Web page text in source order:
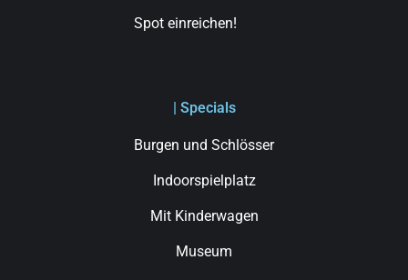
Spot einreichen!
| Specials
Burgen und Schlösser
Indoorspielplatz
Mit Kinderwagen
Museum